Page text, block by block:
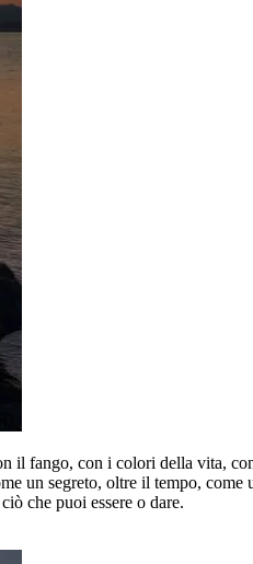
il fango, con i colori della vita,
un segreto, oltre il tempo,
che puoi essere o dare.